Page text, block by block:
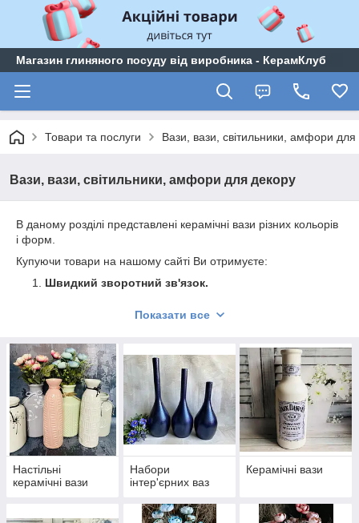
Магазин глиняного посуду від виробника - КерамКлуб
Товари та послуги Вази, вази, світильники, амфори для
Вази, вази, світильники, амфори для декору
В даному розділі представлені керамічні вази різних кольорів
і форм.
Купуючи товари на нашому сайті Ви отримуєте:
Швидкий зворотний зв'язок.
Якісна упаковка товару.
Ціни набагато нижче ринкових!
Висока якість товару.
Показати все
Настільні
керамічні вази
Набори
інтер'єрних ваз
Керамічні вази